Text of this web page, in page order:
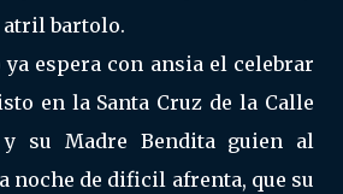
atril bartolo.
espera con ansia el celebrar
en la Santa Cruz de la Calle
y su Madre Bendita guien al
noche de dificil afrenta, que su